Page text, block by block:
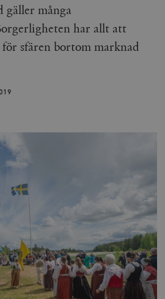
många
har allt att
sfären bortom marknad